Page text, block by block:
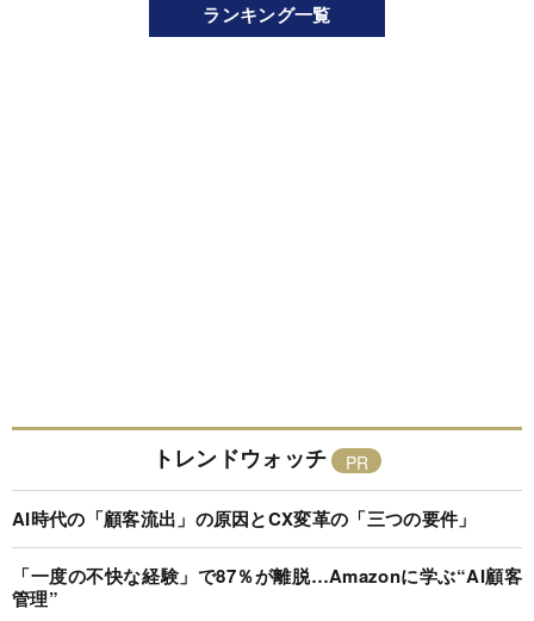
ランキング一覧
トレンドウォッチ
AI時代の「顧客流出」の原因とCX変革の「三つの要件」
「一度の不快な経験」で87％が離脱…Amazonに学ぶ“AI顧客
管理”